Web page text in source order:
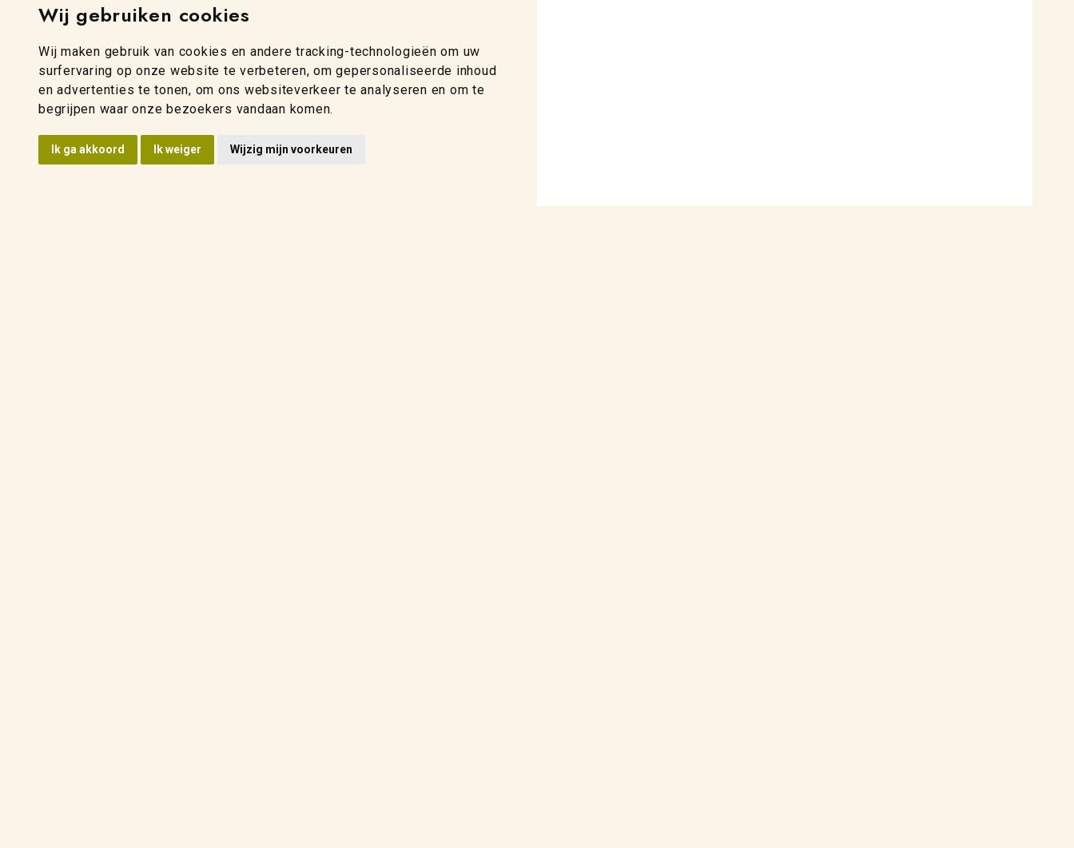
Wij gebruiken cookies
Wij maken gebruik van cookies en andere tracking-technologieën om uw
surfervaring op onze website te verbeteren, om gepersonaliseerde inhoud
en advertenties te tonen, om ons websiteverkeer te analyseren en om te
begrijpen waar onze bezoekers vandaan komen.
Ik ga akkoord Ik weiger Wijzig mijn voorkeuren